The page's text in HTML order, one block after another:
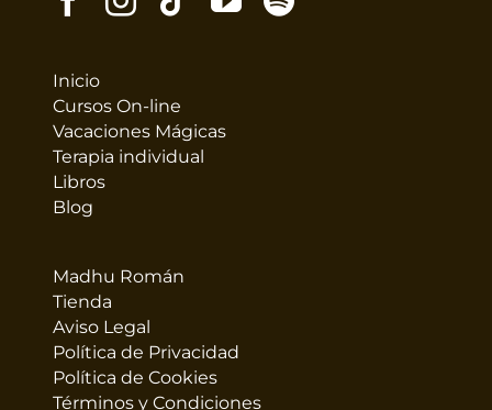
Inicio
Cursos On-line
Vacaciones Mágicas
Terapia individual
Libros
Blog
Madhu Román
Tienda
Aviso Legal
Política de Privacidad
Política de Cookies
Términos y Condiciones